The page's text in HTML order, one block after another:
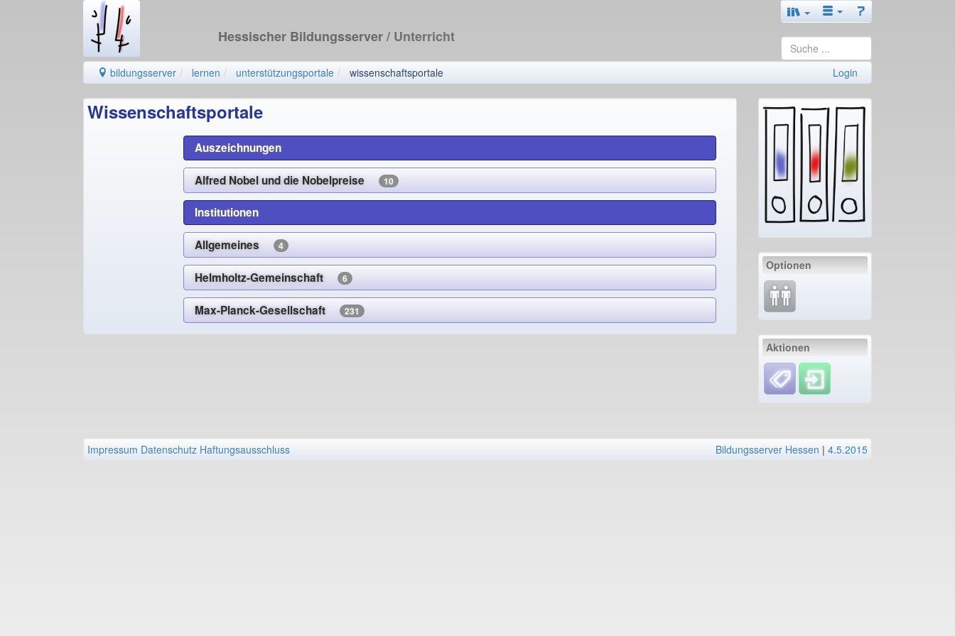
Hessischer Bildungsserver/ Unterricht
bildungsserver lernen unterstützungsportale wissenschaftsportale Login
Wissenschaftsportale
Auszeichnungen
Alfred Nobel und die Nobelpreise 10
Institutionen
Allgemeines 4
Helmholtz-Gemeinschaft 6
Max-Planck-Gesellschaft 231
Optionen
Aktionen
Impressum Datenschutz Haftungsausschluss Bildungsserver Hessen | 4.5.2015